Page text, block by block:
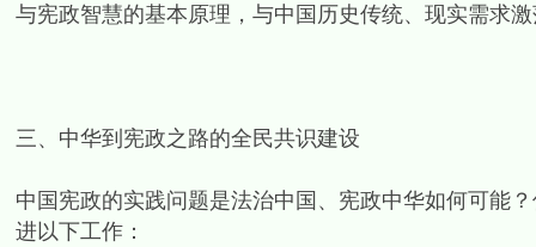
与宪政智慧的基本原理，与中国历史传统、现实需求
三、中华到宪政之路的全民共识建设
中国宪政的实践问题是法治中国、宪政中华如何可能
进以下工作：